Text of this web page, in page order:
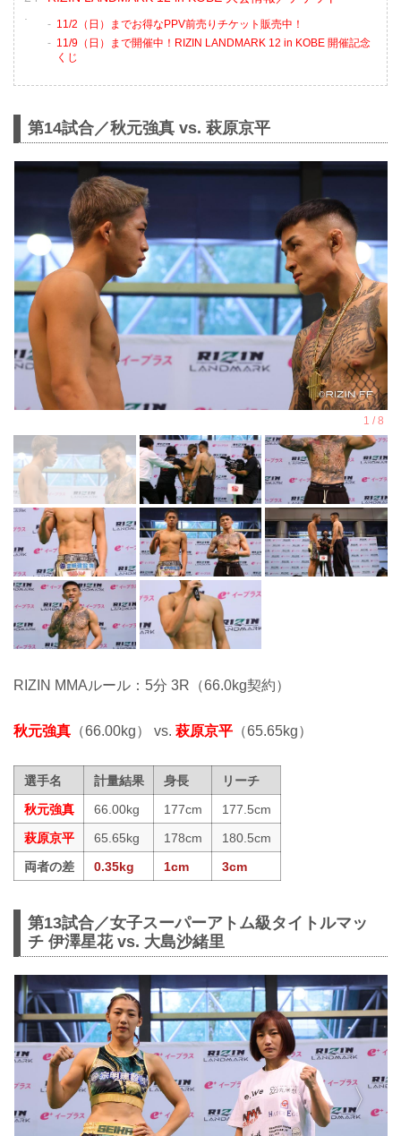
11/2（日）までお得なPPV前売りチケット販売中！
11/9（日）まで開催中！RIZIN LANDMARK 12 in KOBE 開催記念
くじ
第14試合／秋元強真 vs. 萩原京平
RIZIN MMAルール：5分 3R（66.0kg契約）
秋元強真 （66.00kg） vs. 萩原京平 （65.65kg）
選手名 計量結果 身長
リーチ
秋元強真
66.00kg 177cm
177.5cm
萩原京平
65.65kg 178cm
180.5cm
両者の差
0.35kg 1cm 3cm
第13試合／女子スーパーアトム級タイトルマッ
チ 伊澤星花 vs. 大島沙緒里